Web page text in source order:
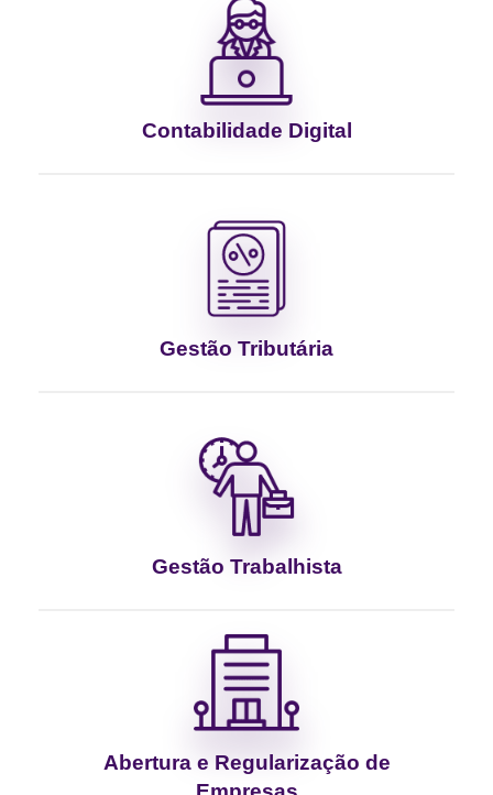
Contabilidade Digital
Gestão Tributária
Gestão Trabalhista
Abertura e Regularização de